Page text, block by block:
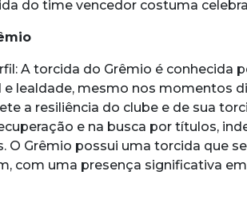
do time vencedor costuma
A torcida do Grêmio é conhecida
e lealdade, mesmo nos momentos
a resiliência do clube e de sua
e na busca por títulos,
O Grêmio possui uma torcida que
com uma presença significativa